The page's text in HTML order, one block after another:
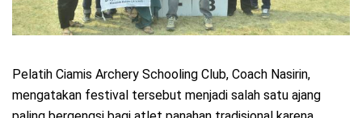
Pelatih Ciamis Archery Schooling Club, Coach Nasirin,
mengatakan festival tersebut menjadi salah satu ajang